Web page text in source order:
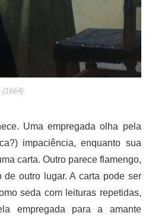
Uma empregada olha pela
impaciência, enquanto sua
carta. Outro parece flamengo,
de outro lugar. A carta pode ser
seda com leituras repetidas,
empregada para a amante